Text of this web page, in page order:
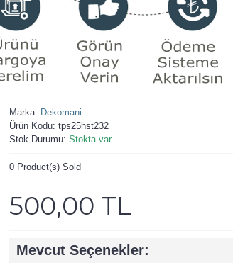
Marka: Dekomani
Ürün Kodu: tps25hst232
Stok Durumu: Stokta var
0 Product(s) Sold
500,00 TL
Mevcut Seçenekler: